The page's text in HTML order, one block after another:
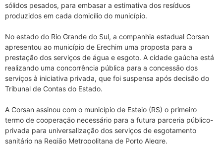
sólidos pesados, para embasar a estimativa dos resíduos
produzidos em cada domicílio do município.
No estado do Rio Grande do Sul, a companhia estadual Corsan
apresentou ao município de Erechim uma proposta para a
prestação dos serviços de água e esgoto. A cidade gaúcha está
realizando uma concorrência pública para a concessão dos
serviços à iniciativa privada, que foi suspensa após decisão do
Tribunal de Contas do Estado.
A Corsan assinou com o município de Esteio (RS) o primeiro
termo de cooperação necessário para a futura parceria público-
privada para universalização dos serviços de esgotamento
sanitário na Região Metropolitana de Porto Alegre.